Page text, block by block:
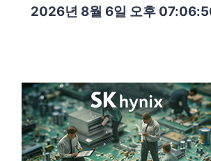
2026년 8월 6일 오후